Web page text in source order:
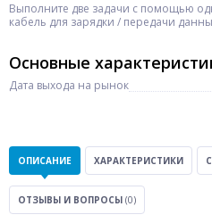
Выполните две задачи с помощью
кабель для зарядки / передачи
Основные
Дата выхода на рынок
ОПИСАНИЕ ХАРАКТЕРИСТИКИ
ОТЗЫВЫ И ВОПРОСЫ (0)